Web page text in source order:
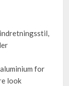
for
look